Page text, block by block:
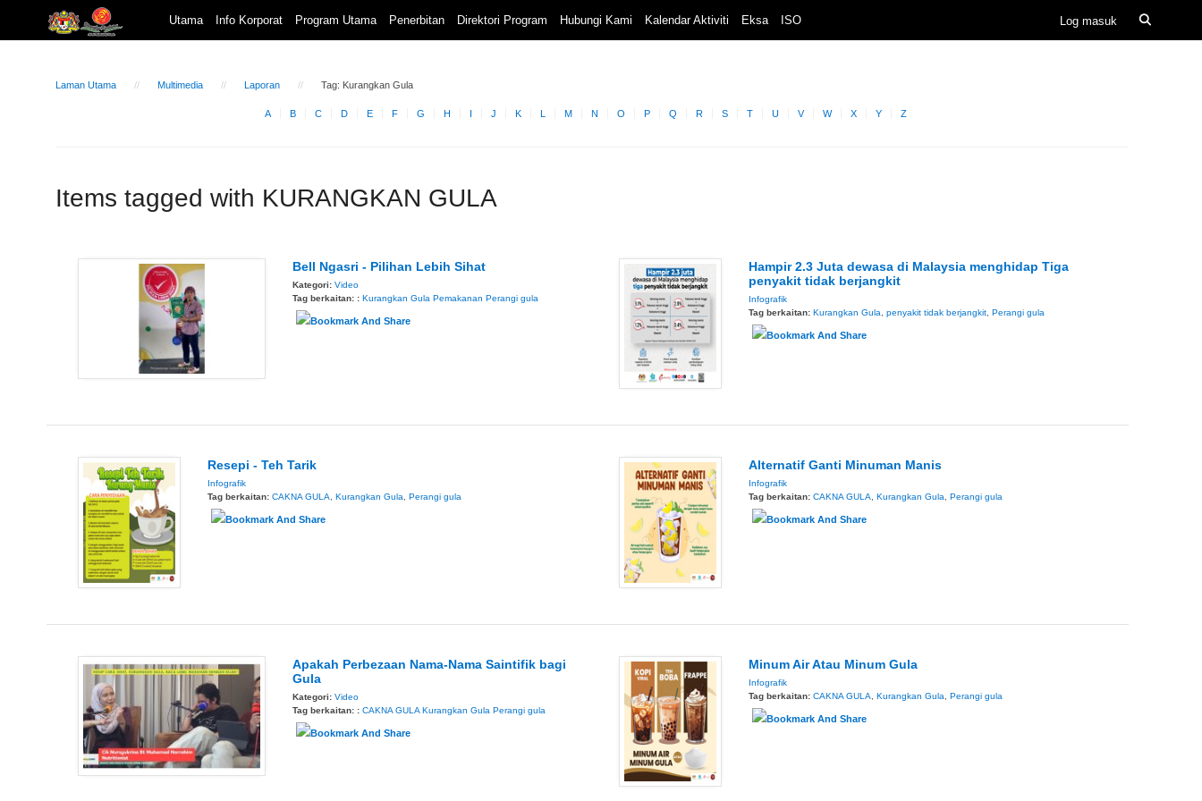
Utama Info Korporat Program Utama Penerbitan Direktori Program Hubungi Kami Kalendar Aktiviti Eksa ISO
Laman Utama Multimedia Laporan Tag: Kurangkan Gula
A B C D E F G H I J K L M N O P Q R S T U V W X Y Z
Items tagged with KURANGKAN GULA
Bell Ngasri - Pilihan Lebih Sihat
Kategori: Video
Tag berkaitan: : Kurangkan Gula Pemakanan Perangi gula
Hampir 2.3 Juta dewasa di Malaysia menghidap Tiga
penyakit tidak berjangkit
Infografik
Tag berkaitan: Kurangkan Gula penyakit tidak berjangkit Perangi gula
Resepi - Teh Tarik
Infografik
Tag berkaitan: CAKNA GULA, Kurangkan Gula, Perangi gula
Alternatif Ganti Minuman Manis
Infografik
Tag berkaitan: CAKNA GULA, Kurangkan Gula, Perangi gula
Apakah Perbezaan Nama-Nama Saintifik bagi
Gula
Kategori: Video
Tag berkaitan: : CAKNA GULA Kurangkan Gula Perangi gula
Minum Air Atau Minum Gula
Infografik
Tag berkaitan: CAKNA GULA Kurangkan Gula Perangi gula